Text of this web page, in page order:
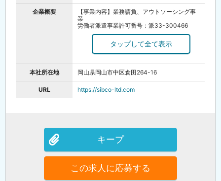
企業概要
【事業内容】業務請負、アウトソーシング事
業
労働者派遣事業許可番号：派33-300466
■千葉営業所／千葉県千葉市若葉区貝塚2-3-24
本社所在地
岡山県岡山市中区倉田264-16
URL https://sibco-ltd.com
キープ
この求人に応募する